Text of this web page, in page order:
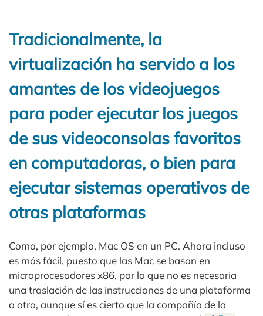
Tradicionalmente, la
virtualización ha servido a los
amantes de los videojuegos
para poder ejecutar los juegos
de sus videoconsolas favoritos
en computadoras, o bien para
ejecutar sistemas operativos de
otras plataformas
Como, por ejemplo, Mac OS en un PC. Ahora incluso
es más fácil, puesto que las Mac se basan en
microprocesadores x86, por lo que no es necesaria
una traslación de las instrucciones de una plataforma
a otra, aunque sí es cierto que la compañía de la